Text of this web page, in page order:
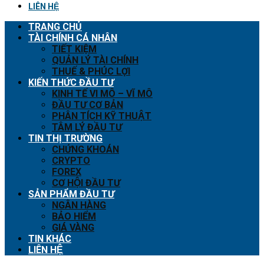
LIÊN HỆ
TRANG CHỦ
TÀI CHÍNH CÁ NHÂN
TIẾT KIỆM
QUẢN LÝ TÀI CHÍNH
THUẾ & PHÚC LỢI
KIẾN THỨC ĐẦU TƯ
KINH TẾ VI MÔ – VĨ MÔ
ĐẦU TƯ CƠ BẢN
PHÂN TÍCH KỸ THUẬT
TÂM LÝ ĐẦU TƯ
TIN THỊ TRƯỜNG
CHỨNG KHOÁN
CRYPTO
FOREX
CƠ HỘI ĐẦU TƯ
SẢN PHẨM ĐẦU TƯ
NGÂN HÀNG
BẢO HIỂM
GIÁ VÀNG
TIN KHÁC
LIÊN HỆ